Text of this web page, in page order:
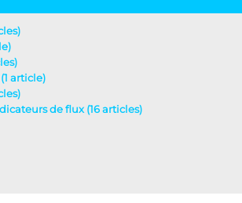
article)
de flux (16 articles)